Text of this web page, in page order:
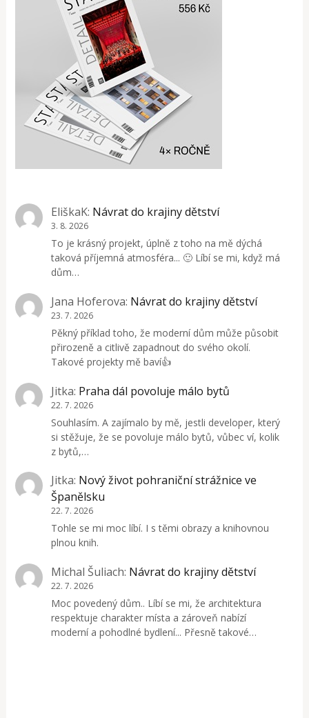
EliškaK: Návrat do krajiny dětství
3. 8. 2026
To je krásný projekt, úplně z toho na mě dýchá
taková příjemná atmosféra... 🙂 Líbí se mi, když má
dům…
Jana Hoferova: Návrat do krajiny dětství
23. 7. 2026
Pěkný příklad toho, že moderní dům může působit
přirozeně a citlivě zapadnout do svého okolí.
Takové projekty mě baví👍
Jitka: Praha dál povoluje málo bytů
22. 7. 2026
Souhlasím. A zajímalo by mě, jestli developer, který
si stěžuje, že se povoluje málo bytů, vůbec ví, kolik
z bytů,…
Jitka: Nový život pohraniční strážnice ve
Španělsku
22. 7. 2026
Tohle se mi moc líbí. I s těmi obrazy a knihovnou
plnou knih.
Michal Šuliach: Návrat do krajiny dětství
22. 7. 2026
Moc povedený dům.. Líbí se mi, že architektura
respektuje charakter místa a zároveň nabízí
moderní a pohodlné bydlení... Přesně takové…